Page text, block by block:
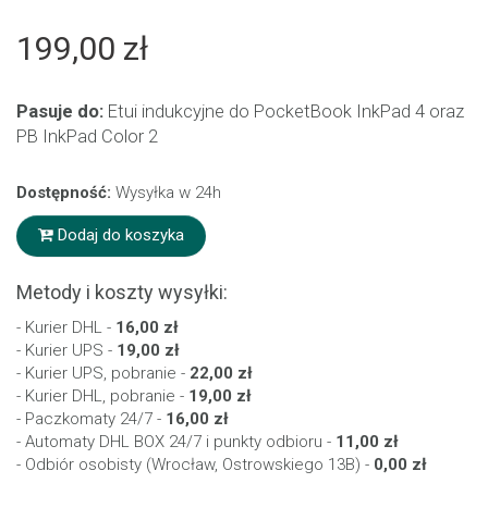
199,00 zł
Pasuje do: Etui indukcyjne do PocketBook InkPad 4 oraz
PB InkPad Color 2
Dostępność: Wysyłka w 24h
Dodaj do koszyka
Metody i koszty wysyłki:
- Kurier DHL - 16,00 zł
- Kurier UPS - 19,00 zł
- Kurier UPS, pobranie - 22,00 zł
- Kurier DHL, pobranie - 19,00 zł
- Paczkomaty 24/7 - 16,00 zł
- Automaty DHL BOX 24/7 i punkty odbioru - 11,00 zł
- Odbiór osobisty (Wrocław, Ostrowskiego 13B) - 0,00 zł